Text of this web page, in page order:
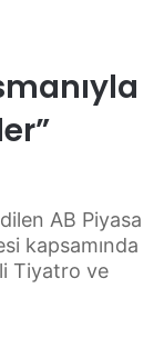
AB Piyasa
kapsamında
Tiyatro ve